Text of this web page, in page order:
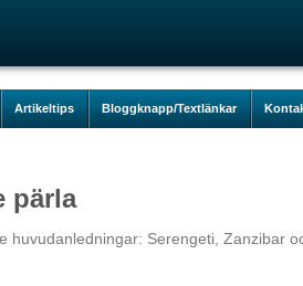
Artikeltips Bloggknapp/Textlänkar
pärla
Serengeti, Zanzibar